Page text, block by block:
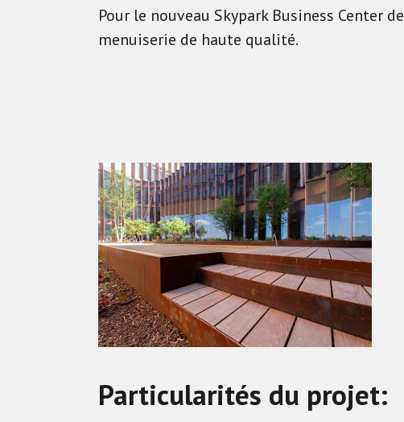
Pour le nouveau Skypark Business Center
menuiserie de haute qualité.
Particularités du projet: